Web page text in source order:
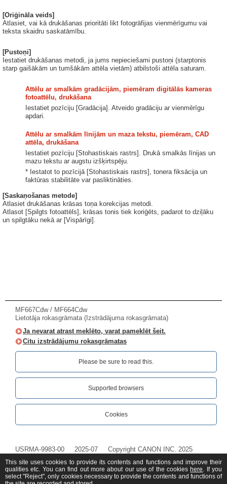
[Oriģināla veids]
Atlasiet, vai kā drukāšanas prioritāti likt fotogrāfijas vienmērīgumu vai
teksta skaidru saskatāmību.
[Pustoņi]
Iestatiet drukāšanas metodi, ja jums nepieciešami pustoņi (starptonis
starp gaišākām un tumšākām attēla vietām) atbilstoši attēla saturam.
Attēlu ar smalkām gradācijām, piemēram digitālās kameras
fotoattēlu, drukāšana
Iestatiet pozīciju [Gradācija]. Atveido gradāciju ar vienmērīgu
apdari.
Attēlu ar smalkām līnijām un maza tekstu, piemēram, CAD
attēla, drukāšana
Iestatiet pozīciju [Stohastiskais rastrs]. Drukā smalkās līnijas un
mazu tekstu ar augstu izšķirtspēju.
* Iestatot to pozīcijā [Stohastiskais rastrs], tonera fiksācija un
faktūras stabilitāte var pasliktināties.
[Saskaņošanas metode]
Atlasiet drukāšanas krāsas toņa korekcijas metodi.
Atlasot [Spilgts fotoattēls], krāsas tonis tiek koriģēts, padarot to dziļāku
un spilgtāku nekā ar [Vispārīgi].
MF667Cdw / MF664Cdw
Lietotāja rokasgrāmata (Izstrādājuma rokasgrāmata)
Ja nevarat atrast meklēto, varat pameklēt šeit.
Citu izstrādājumu rokasgrāmatas
Please be sure to read this.‎
Supported browsers
Cookies
USRMA-9983-00 2025-07 Copyright CANON INC. 2025
This site uses cookies to provide its contents and functions and improve their
qualities etc. You can find out more about our use of the cookies here. If you
select "Reject", only cookies necessary to provide the contents and functions of